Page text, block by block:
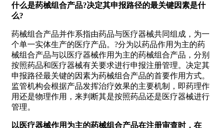
什么是药械组合产品?决定其申报路径的最关键因素是什
么?
药械组合产品并作系指由药品与医疗器械共同组成，为一
个单一实体生产的医疗产品。?分为以药品作用为主的药
械组合产品与以医疗器械作用为主的药械组合产品，分别
按照药品和医疗器械有关要求进行申报注册管理。决定其
申报路径最关键的因素为药械组合产品的首要作用方式。
监管机构会根据产品发挥治疗效果的主要机制，即药理作
用还是物理作用，来判断其是按照药品还是医疗器械进行
管理。
以医疗器械作用为主的药械组合产品在注册审查时，在